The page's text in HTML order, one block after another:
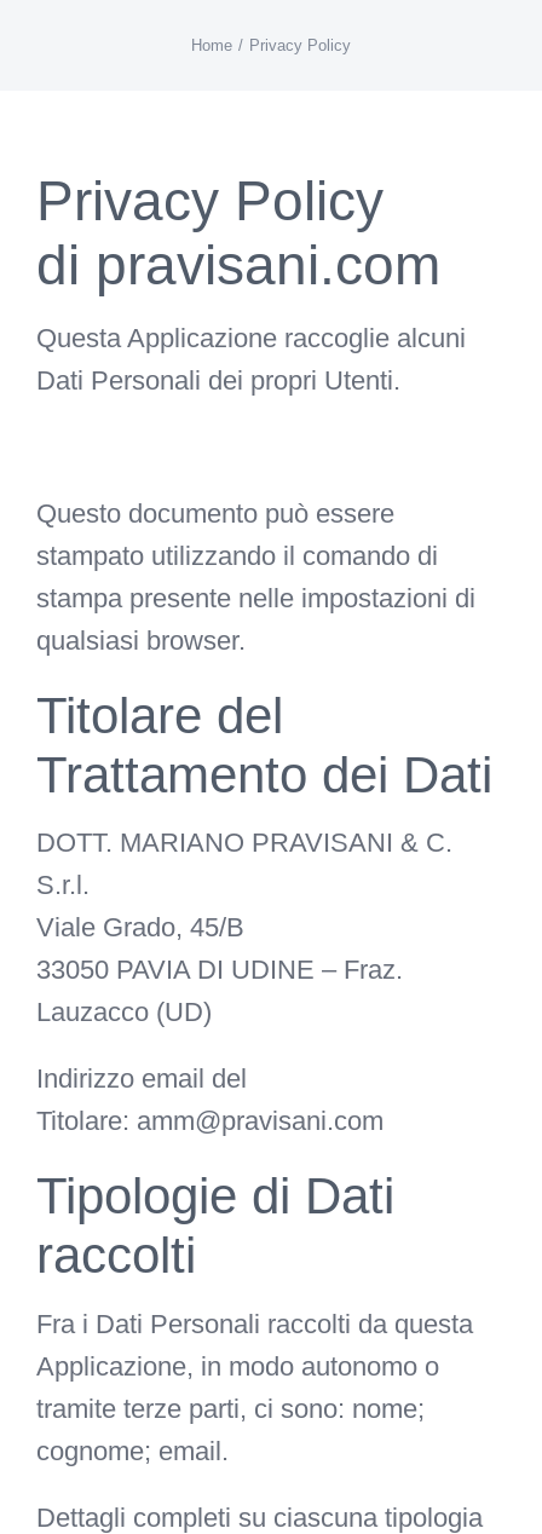
Home / Privacy Policy
Privacy Policy
di pravisani.com
Questa Applicazione raccoglie alcuni
Dati Personali dei propri Utenti.
Questo documento può essere
stampato utilizzando il comando di
stampa presente nelle impostazioni di
qualsiasi browser.
Titolare del
Trattamento dei Dati
DOTT. MARIANO PRAVISANI & C.
S.r.l.
Viale Grado, 45/B
33050 PAVIA DI UDINE – Fraz.
Lauzacco (UD)
Indirizzo email del
Titolare: amm@pravisani.com
Tipologie di Dati
raccolti
Fra i Dati Personali raccolti da questa
Applicazione, in modo autonomo o
tramite terze parti, ci sono: nome;
cognome; email.
Dettagli completi su ciascuna tipologia